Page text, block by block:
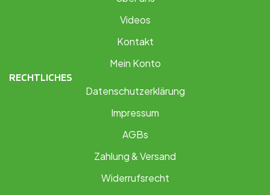
Videos
Kontakt
Mein Konto
RECHTLICHES
Datenschutzerklärung
Impressum
AGBs
Zahlung & Versand
Widerrufsrecht